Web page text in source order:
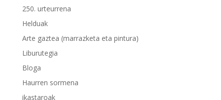
250. urteurrena
Helduak
Arte gaztea (marrazketa eta pintura)
Liburutegia
Bloga
Haurren sormena
ikastaroak